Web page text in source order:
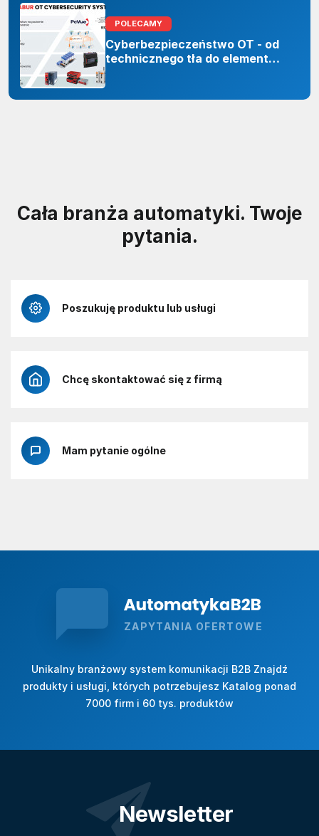
POLECAMY
Cyberbezpieczeństwo OT - od
technicznego tła do elementu
Cała branża automatyki. Twoje
pytania.
Poszukuję produktu lub usługi
Chcę skontaktować się z firmą
Mam pytanie ogólne
ZAPYTANIA OFERTOWE
Unikalny branżowy system komunikacji B2B Znajdź
produkty i usługi, których potrzebujesz Katalog ponad
7000 firm i 60 tys. produktów
Newsletter